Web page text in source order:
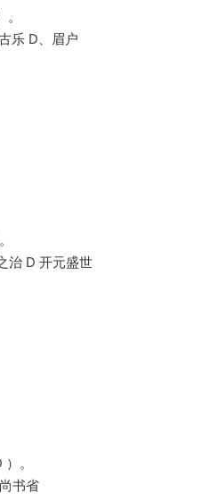
乐 D、眉户
治 D 开元盛世
。
书省